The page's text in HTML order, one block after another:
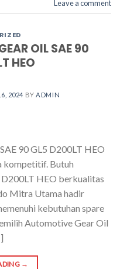
Leave a comment
OIL SAE 90
HEO
2024 BYADMIN
90 GL5 D200LT HEO
kompetitif. Butuh
HEO berkualitas
Mitra Utama hadir
kebutuhan spare
Automotive Gear Oil
→